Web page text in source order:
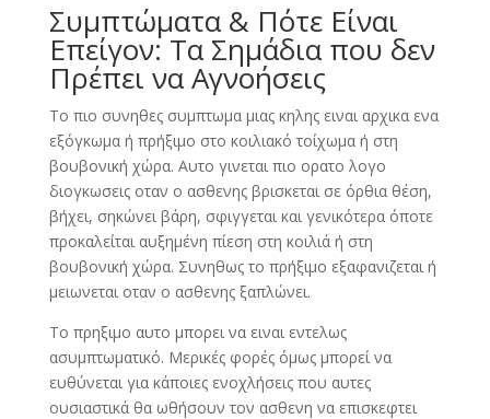
Συμπτώματα & Πότε Είναι
Επείγον: Τα Σημάδια που δεν
Πρέπει να Αγνοήσεις
Το πιο συνηθες συμπτωμα μιας κηλης ειναι αρχικα ενα
εξόγκωμα ή πρήξιμο στο κοιλιακό τοίχωμα ή στη
βουβονική χώρα. Αυτο γινεται πιο ορατο λογο
διογκωσεις οταν ο ασθενης βρισκεται σε όρθια θέση,
βήχει, σηκώνει βάρη, σφιγγεται και γενικότερα όποτε
προκαλείται αυξημένη πίεση στη κοιλιά ή στη
βουβονική χώρα. Συνηθως το πρήξιμο εξαφανιζεται ή
μειωνεται οταν ο ασθενης ξαπλώνει.
Το πρηξιμο αυτο μπορει να ειναι εντελως
ασυμπτωματικό. Μερικές φορές όμως μπορεί να
ευθύνεται για κάποιες ενοχλήσεις που αυτες
ουσιαστικά θα ωθήσουν τον ασθενη να επισκεφτει